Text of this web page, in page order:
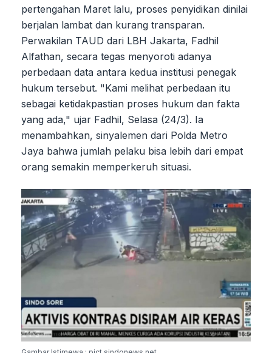
pertengahan Maret lalu, proses penyidikan dinilai
berjalan lambat dan kurang transparan.
Perwakilan TAUD dari LBH Jakarta, Fadhil
Alfathan, secara tegas menyoroti adanya
perbedaan data antara kedua institusi penegak
hukum tersebut. "Kami melihat perbedaan itu
sebagai ketidakpastian proses hukum dan fakta
yang ada," ujar Fadhil, Selasa (24/3). Ia
menambahkan, sinyalemen dari Polda Metro
Jaya bahwa jumlah pelaku bisa lebih dari empat
orang semakin memperkeruh situasi.